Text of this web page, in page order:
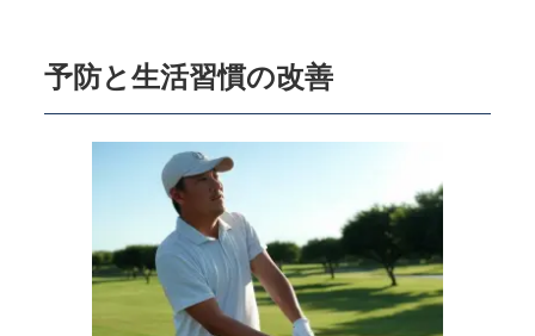
予防と生活習慣の改善